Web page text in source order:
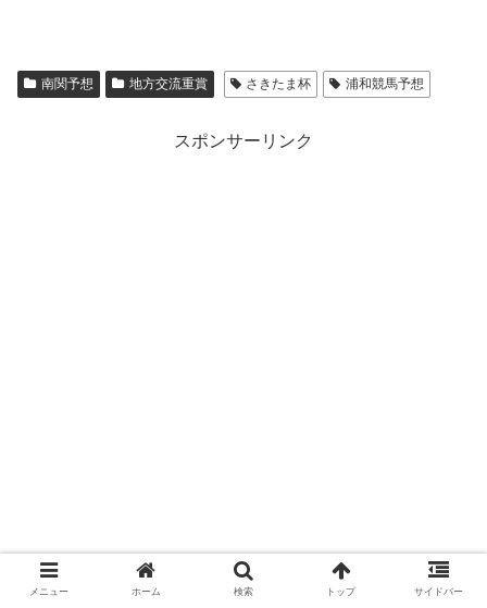
南関予想 地方交流重賞 さきたま杯 浦和競馬予想
スポンサーリンク
メニュー ホーム 検索 トップ サイドバー